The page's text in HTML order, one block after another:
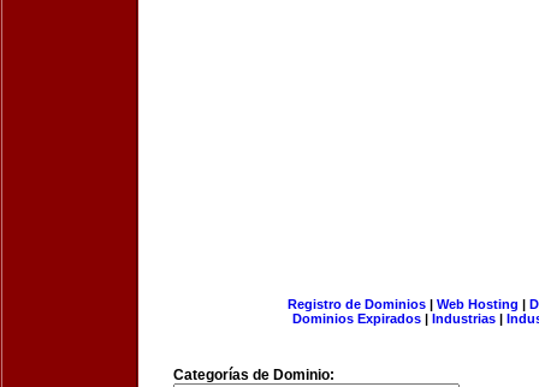
Registro de Dominios| Web Hosting |
Dominios Expirados | Industrias |
Categorías de Dominio: